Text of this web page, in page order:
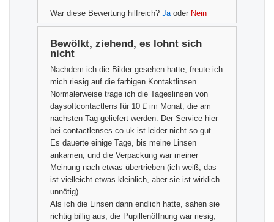
War diese Bewertung hilfreich? Jaoder Nein
Bewölkt, ziehend, es lohnt sich
nicht
Nachdem ich die Bilder gesehen hatte, freute ich
mich riesig auf die farbigen Kontaktlinsen.
Normalerweise trage ich die Tageslinsen von
daysoftcontactlens für 10 £ im Monat, die am
nächsten Tag geliefert werden. Der Service hier
bei contactlenses.co.uk ist leider nicht so gut.
Es dauerte einige Tage, bis meine Linsen
ankamen, und die Verpackung war meiner
Meinung nach etwas übertrieben (ich weiß, das
ist vielleicht etwas kleinlich, aber sie ist wirklich
unnötig).
Als ich die Linsen dann endlich hatte, sahen sie
richtig billig aus; die Pupillenöffnung war riesig,